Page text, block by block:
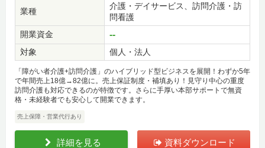
業種
介護・デイサービス、訪問介護・訪
問看護
開業資金
--
対象 個人・法人
「障がい者介護+訪問介護」のハイブリッド型ビジネスを展開！わずか5年
で年間売上18億→82億に。売上保証制度・補填あり！見守り中心の重度
訪問介護も対応できるのが特徴です。さらに手厚い本部サポートで無資
格・未経験者でも安心して開業できます。
売上保障・営業代行あり
詳細を見る 資料ダウンロード